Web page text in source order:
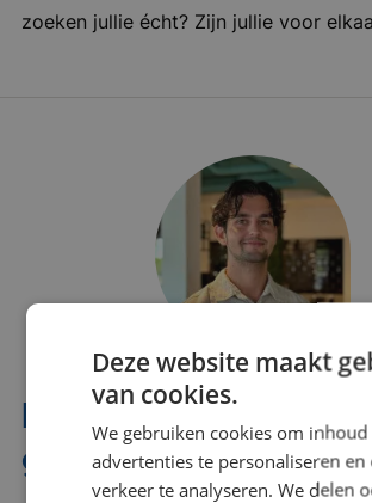
zoeken jullie écht? Zijn jullie voor
Interesse? Benno helpt
graag verder!
Deze website maakt
van cookies.
We gebruiken cookies om inhoud
advertenties te personaliseren en
verkeer te analyseren. We delen